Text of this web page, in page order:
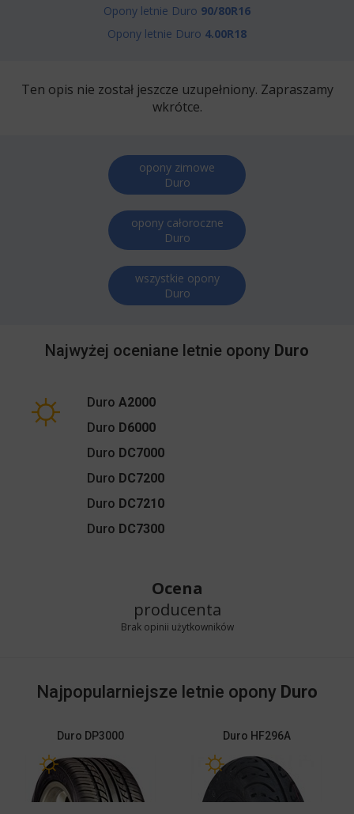
Opony letnie Duro 90/80R16
Opony letnie Duro 4.00R18
Ten opis nie został jeszcze uzupełniony. Zapraszamy
wkrótce.
opony zimowe
Duro
opony całoroczne
Duro
wszystkie opony
Duro
Najwyżej oceniane letnie opony Duro
Duro A2000
Duro D6000
Duro DC7000
Duro DC7200
Duro DC7210
Duro DC7300
Ocena
producenta
Brak opinii użytkowników
Najpopularniejsze letnie opony Duro
Duro DP3000 Duro HF296A